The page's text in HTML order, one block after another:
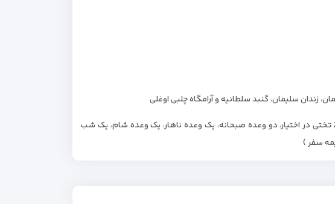
زندان سلیمان، گنبد سلطانیه و آرامگاه چلبی اوغلی
( شامل اتوبوس توریستی 25 تختی در اختیار، دو وعده صبحانه، یک وعده ناهار، یک وعده شام، یک شب
سفر )